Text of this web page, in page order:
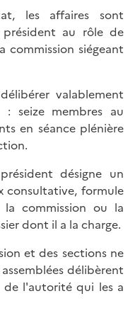
les affaires sont
au rôle de
commission siégeant
valablement
seize membres au
en séance plénière
désigne un
consultative, formule
commission ou la
dont il a la charge.
et des sections ne
délibèrent
de l'autorité qui les a